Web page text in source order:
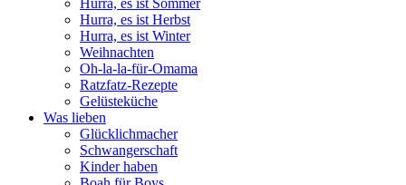
Hurra, es ist Sommer
Hurra, es ist Herbst
Hurra, es ist Winter
Weihnachten
Oh-la-la-für-Omama
Ratzfatz-Rezepte
Gelüsteküche
Was lieben
Glücklichmacher
Schwangerschaft
Kinder haben